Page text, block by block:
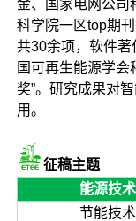
金、国家电网公司
科学院一区top期
共30余项，软件著
国可再生能源学会
奖”。研究成果对
用。
征稿主题
能源技术
节能技术